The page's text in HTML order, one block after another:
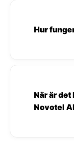
Hur
När är
Novotel